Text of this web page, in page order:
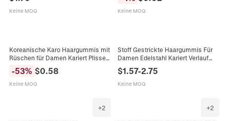
Haarschmuck
Keine MOQ
Accessoires
Keine MOQ
Koreanische Karo Haargummis mit
Rüschen für Damen Kariert Plissee
Elastische Haarbänder Vintage
Haarschmuck
-53% $0.58
Keine MOQ
Stoff Gestrickte Haargummis Für
Damen Edelstahl Kariert Verlauf
Kirsche Stickerei Band Haarbänder
Süßer Kopfschmuck
$1.57-2.75
Keine MOQ
+2 +2